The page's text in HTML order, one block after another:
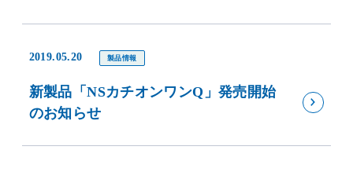
2019.05.20 製品情報
新製品「NSカチオンワンQ」発売開始
のお知らせ